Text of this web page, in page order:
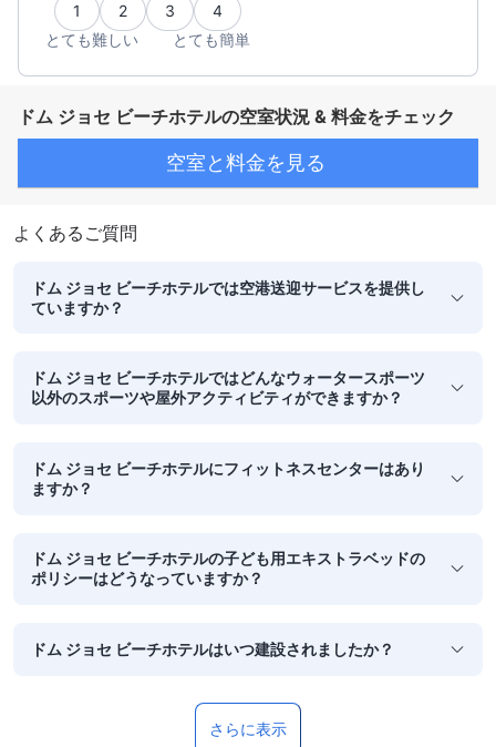
1 2 3
4
とても難しい
とても簡単
ドム ジョセ ビーチホテルの空室状況 & 料金をチェック
空室と料金を見る
よくあるご質問
ドム ジョセ ビーチホテルでは空港送迎サービスを提供し
ていますか？
ドム ジョセ ビーチホテルではどんなウォータースポーツ
以外のスポーツや屋外アクティビティができますか？
ドム ジョセ ビーチホテルにフィットネスセンターはあり
ますか？
ドム ジョセ ビーチホテルの子ども用エキストラベッドの
ポリシーはどうなっていますか？
ドム ジョセ ビーチホテルはいつ建設されましたか？
さらに表示